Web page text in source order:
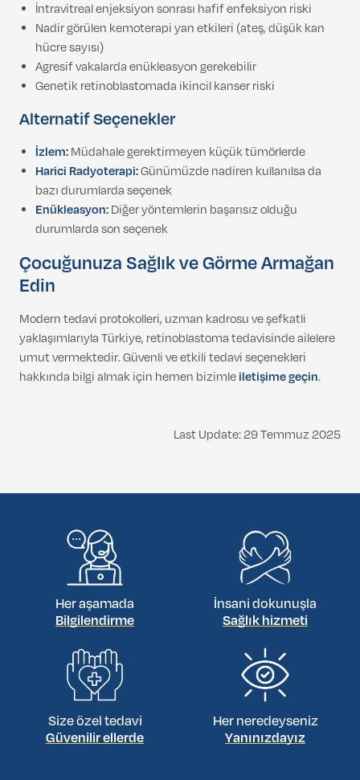
İntravitreal enjeksiyon sonrası hafif enfeksiyon riski
Nadir görülen kemoterapi yan etkileri (ateş, düşük kan
hücre sayısı)
Agresif vakalarda enükleasyon gerekebilir
Genetik retinoblastomada ikincil kanser riski
Alternatif Seçenekler
İzlem:Müdahale gerektirmeyen küçük tümörlerde
Harici Radyoterapi:Günümüzde nadiren kullanılsa da
bazı durumlarda seçenek
Enükleasyon:Diğer yöntemlerin başarısız olduğu
durumlarda son seçenek
Çocuğunuza Sağlık ve Görme Armağan
Edin
Modern tedavi protokolleri, uzman kadrosu ve şefkatli
yaklaşımlarıyla Türkiye, retinoblastoma tedavisinde ailelere
umut vermektedir. Güvenli ve etkili tedavi seçenekleri
hakkında bilgi almak için hemen bizimleiletişime geçin.
Last Update: 29 Temmuz 2025
Her aşamada
Bilgilendirme
İnsani dokunuşla
Sağlık hizmeti
Size özel tedavi
Güvenilir ellerde
Her neredeyseniz
Yanınızdayız